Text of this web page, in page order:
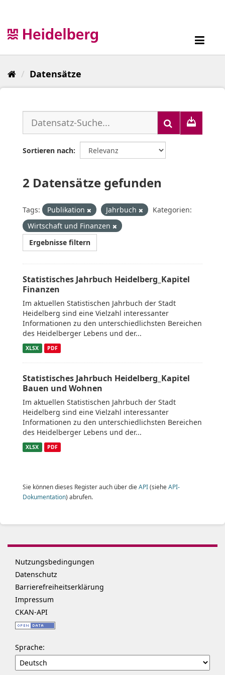
Datensätze
Sortieren nach
2 Datensätze gefunden
Tags: Publikation Jahrbuch
Kategorien:
Wirtschaft und Finanzen
Ergebnisse filtern
Statistisches Jahrbuch Heidelberg_Kapitel
Finanzen
Im aktuellen Statistischen Jahrbuch der Stadt
Heidelberg sind eine Vielzahl interessanter
Informationen zu den unterschiedlichsten Bereichen
des Heidelberger Lebens und der...
XLSX PDF
Statistisches Jahrbuch Heidelberg_Kapitel
Bauen und Wohnen
Im aktuellen Statistischen Jahrbuch der Stadt
Heidelberg sind eine Vielzahl interessanter
Informationen zu den unterschiedlichsten Bereichen
des Heidelberger Lebens und der...
XLSX PDF
Sie können dieses Register auch über die API(siehe API-
Dokumentation) abrufen.
Nutzungsbedingungen
Datenschutz
Barrierefreiheitserklärung
Impressum
CKAN-API
Sprache